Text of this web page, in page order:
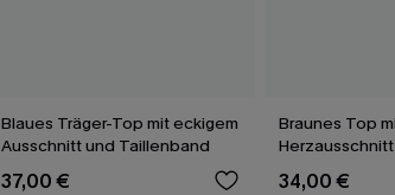
Blaues Träger-Top mit eckigem
Ausschnitt und Taillenband
37,00 €
Braunes Top
Herzausschnitt
34,00 €